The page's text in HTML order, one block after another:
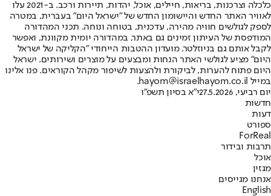
כלכלה וצרכנות, בריאות, חיילים, אוכל, יהדות, תיירות ורכב. ב-2021 עלו
לאוויר האתר החדש והיישומון החדש של "ישראל היום" בעברית, במטרה
לספק לגולשים חוויה מהירה, עדכנית, בטוחה ונוחה. תכני המהדורה
המודפסת של העיתון זמינים גם באתר, במהדורה יומית מקוונת, ואפשר
לקבל אותם גם בניוזלטר. מועדון ההטבות הייחודי "הקליקה של ישראל
היום" מציע לגולשי האתר הנחות ומבצעים על מוצרים ושירותים. ישראל
היום פתוח להערות, לביקורת ולהצעות לשיפור מקהל הקוראים. פנו אלינו
במייל hayom@israelhayom.co.il.
יום רביעי, 27.5.2026
י"א בסיון תשפ"ו
חדשות
דעות
ספורט
ForReal
תרבות ובידור
אוכל
מגזין
אנחנו מגייסים
English